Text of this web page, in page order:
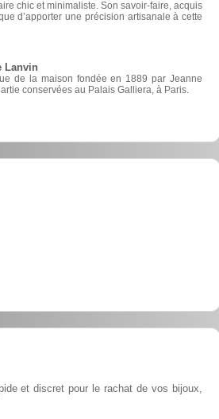
chic et minimaliste. Son savoir-faire, acquis
d’apporter une précision artisanale à cette
Lanvin
de la maison fondée en 1889 par Jeanne
conservées au Palais Galliera, à Paris.
et discret pour le rachat de vos bijoux,